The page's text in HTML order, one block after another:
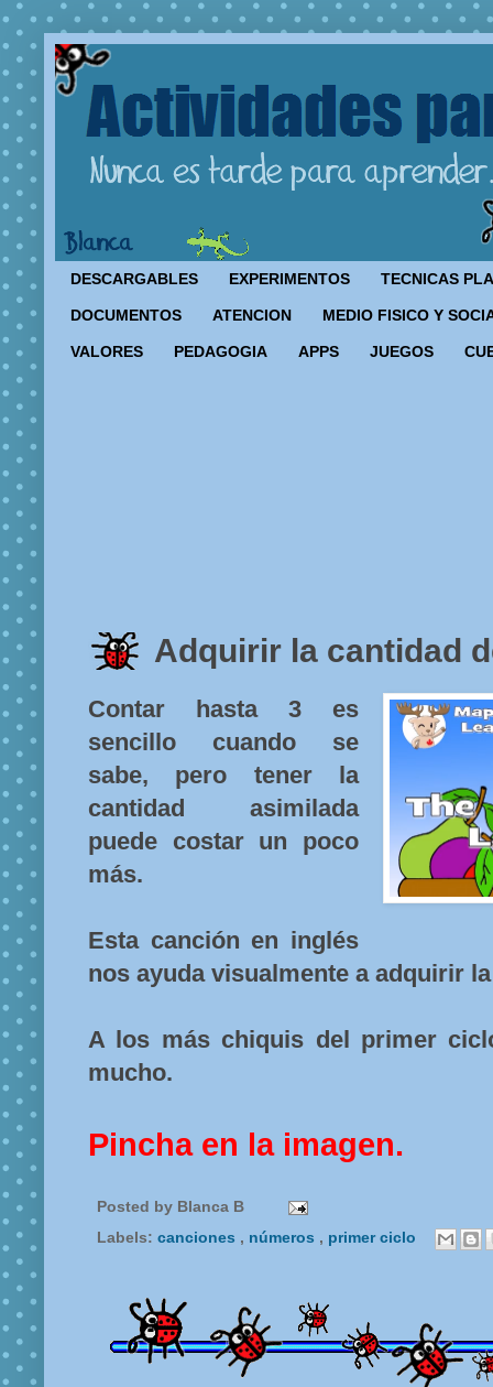
DESCARGABLES EXPERIMENTOS TECNICAS
DOCUMENTOS ATENCION MEDIO FISICO Y
VALORES PEDAGOGIA APPS JUEGOS
Adquirir la cantidad
Contar hasta 3 es
sencillo cuando se
sabe, pero tener la
cantidad asimilada
puede costar un poco
más.
Esta canción en inglés
nos ayuda visualmente a adquirir
A los más chiquis del primer
mucho.
Pincha en la imagen.
Posted by Blanca B
Labels: canciones , números , primer ciclo